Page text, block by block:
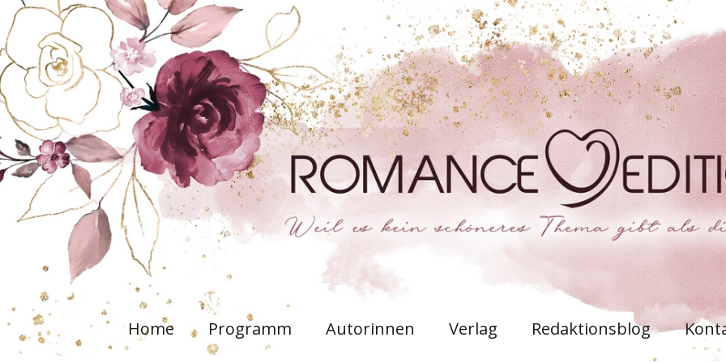
Home Programm Autorinnen Verlag Redaktionsblog